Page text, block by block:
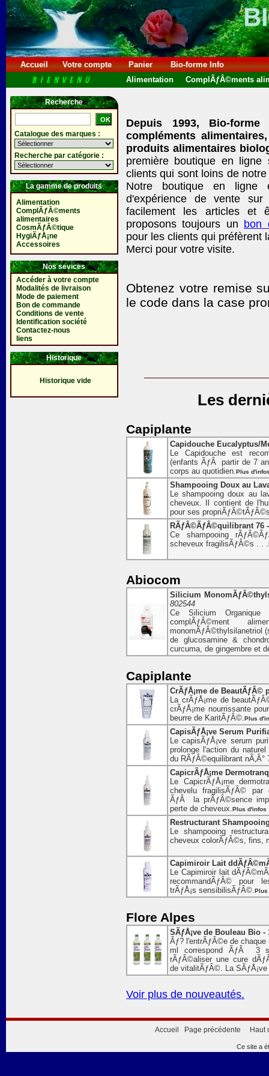
Accueil Votre compte Panier
Bio-forme Info
Alimentation
ComplÃƒÂ©ments
Recherche
Catalogue des marques :
Recherche par catégorie :
La gamme de produits
Alimentation
ComplÃƒÂ©ments
alimentaires
CosmÃƒÂ©tique
HygiÃƒÅ¡ne
Accessoires
Nos sevices
Accéder à votre compte
Modalités de livraison
Mode de paiement
Bon de commande
Conditions de vente
Identification société
Contactez-nous
liens
Historique
Historique vide
Depuis 1993, Bio-
compléments
produits alimentaires
première boutique en
clients qui sont loins de
Notre boutique en ligne
d'expérience de vente
facilement les articles et
proposons toujours un bon
pour les clients qui préfèrent
Merci pour votre visite.
Obtenez votre remise
le code dans la case
Les
Capiplante
Capidouche Eucalyptus/
Le Capidouche est
(enfants ÃƒÂ partir de 7
corps au quotidien.Plus
Shampooing Doux au
Le shampooing doux au
cheveux. Il contient de
pour ses
RÃƒÂ©ÃƒÂ©quilibrant 76
Ce shampooing
scheveux fragilisÃƒÂ©s . . .
Abiocom
Silicium
802544
Ce Silicium Organique
complÃƒÂ©ment
monomÃƒÂ©thylsilanetriol
de glucosamine &
curcuma, de gingembre et
Capiplante
CrÃƒÅ¡me de BeautÃƒÂ©
La crÃƒÅ¡me de
crÃƒÅ¡me nourrissante
beurre de KaritÃƒÂ©.Plus
CapisÃƒÅ¡ve Serum
Le capisÃƒÅ¡ve serum
prolonge l'action du
du RÃƒÂ©equilibrant nÃ‚Â°
CapicrÃƒÅ¡me
Le CapicrÃƒÅ¡me
chevelu fragilisÃƒÂ© par
ÃƒÂ la prÃƒÂ©sence
perte de cheveux.Plus d'infos
Restructurant
Le shampooing
cheveux colorÃƒÂ©s, fins,
Capimiroir Lait
Le Capimiroir lait
recommandÃƒÂ© pour
trÃƒÅ¡s sensibilisÃƒÂ©.Plus
Flore Alpes
SÃƒÅ¡ve de Bouleau Bio -
Ãƒ? l'entrÃƒÂ©e de
ml correspond ÃƒÂ 3
rÃƒÂ©aliser une cure
de vitalitÃƒÂ©. La
Voir plus de nouveautés.
Accueil Page précédente Haut
Ce site a